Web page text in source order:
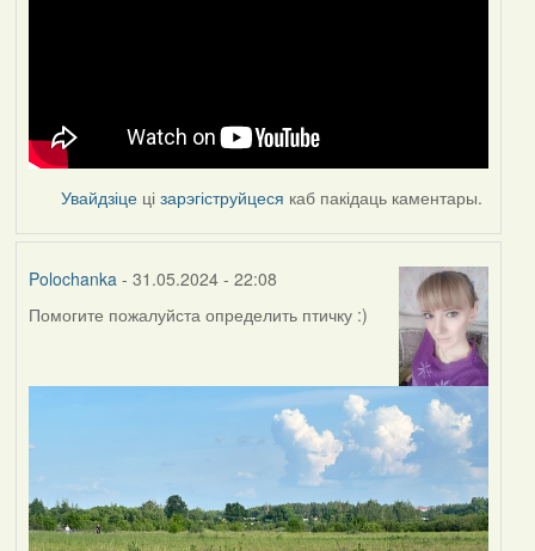
Увайдзіце цізарэгіструйцеся каб пакідаць каментары.
Polochanka- 31.05.2024 - 22:08
Помогите пожалуйста определить птичку :)